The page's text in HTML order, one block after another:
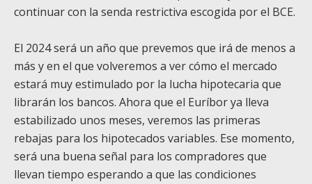
continuar con la senda restrictiva escogida por el BCE.
El 2024 será un año que prevemos que irá de menos a
más y en el que volveremos a ver cómo el mercado
estará muy estimulado por la lucha hipotecaria que
librarán los bancos. Ahora que el Euríbor ya lleva
estabilizado unos meses, veremos las primeras
rebajas para los hipotecados variables. Ese momento,
será una buena señal para los compradores que
llevan tiempo esperando a que las condiciones